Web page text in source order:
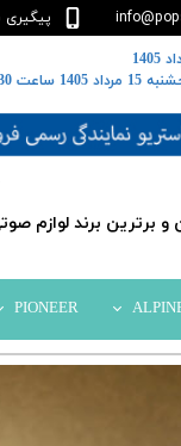
برترین برند لوازم
PIONEER
8:30 صبح